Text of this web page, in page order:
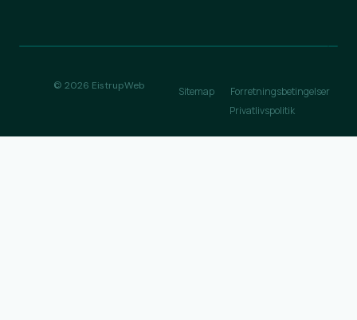
© 2026 EistrupWeb Sitemap
Forretningsbetingelser
Privatlivspolitik